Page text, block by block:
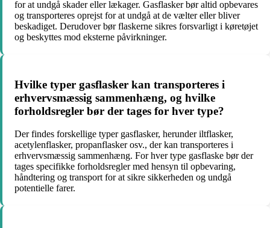
for at undgå skader eller lækager. Gasflasker bør altid opbevares
og transporteres oprejst for at undgå at de vælter eller bliver
beskadiget. Derudover bør flaskerne sikres forsvarligt i køretøjet
og beskyttes mod eksterne påvirkninger.
Hvilke typer gasflasker kan transporteres i
erhvervsmæssig sammenhæng, og hvilke
forholdsregler bør der tages for hver type?
Der findes forskellige typer gasflasker, herunder iltflasker,
acetylenflasker, propanflasker osv., der kan transporteres i
erhvervsmæssig sammenhæng. For hver type gasflaske bør der
tages specifikke forholdsregler med hensyn til opbevaring,
håndtering og transport for at sikre sikkerheden og undgå
potentielle farer.